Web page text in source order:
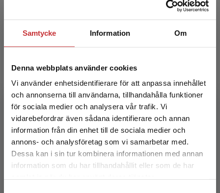
Samtycke Information Om
Denna webbplats använder cookies
Vi använder enhetsidentifierare för att anpassa innehållet
och annonserna till användarna, tillhandahålla funktioner
för sociala medier och analysera vår trafik. Vi
vidarebefordrar även sådana identifierare och annan
information från din enhet till de sociala medier och
annons- och analysföretag som vi samarbetar med.
Dessa kan i sin tur kombinera informationen med annan
information som du har tillhandahållit eller som de har
Begränsad fraktregion
Det verkar som att du besöker
studentlitteratur.se via en enhet utanför Sverige.
Psykiska funktionsnedsättningar
Mellgren, Z - Lundin, L
227 krinkl. moms
Akutpsykiatri